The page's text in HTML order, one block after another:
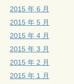
2015 年 6 月
2015 年 5 月
2015 年 4 月
2015 年 3 月
2015 年 2 月
2015 年 1 月